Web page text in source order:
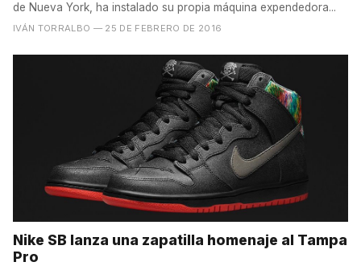
de Nueva York, ha instalado su propia máquina expendedora...
IVÁN TORRALBO — 25 DE FEBRERO DE 2016
Nike SB lanza una zapatilla homenaje al Tampa
Pro